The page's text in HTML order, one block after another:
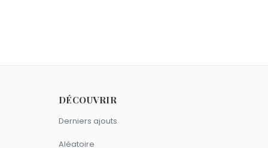
DÉCOUVRIR
Derniers ajouts
Aléatoire